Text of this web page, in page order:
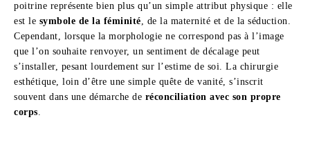
poitrine représente bien plus qu’un simple attribut physique : elle
est le symbole de la féminité, de la maternité et de la séduction.
Cependant, lorsque la morphologie ne correspond pas à l’image
que l’on souhaite renvoyer, un sentiment de décalage peut
s’installer, pesant lourdement sur l’estime de soi. La chirurgie
esthétique, loin d’être une simple quête de vanité, s’inscrit
souvent dans une démarche de réconciliation avec son propre
corps.